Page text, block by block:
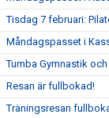
Tisdag 7 februari:
Måndagspasset i
Tumba Gymnastik
Resan är fullbokad!
Träningsresan